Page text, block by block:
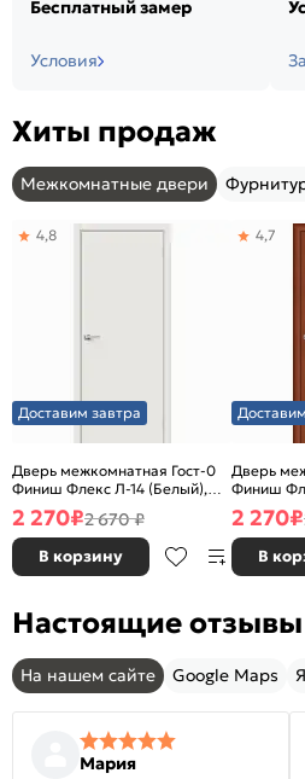
Бесплатный замер
Условия
Хиты продаж
Межкомнатные двери
Доставим завтра
Дверь межкомнатная Гост-0
Финиш Флекс Л-14 (Белый),
глухая, каркасно-щитовая
4,8
2 270₽2 670 ₽
В корзину
Дверь
Финиш
щитовая
4,7
2 270₽
В
Настоящие отзывы
На нашем сайте Google Maps
Мария